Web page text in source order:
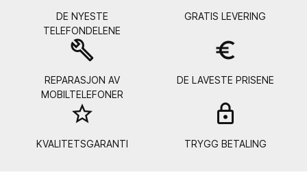
DE NYESTE
TELEFONDELENE
GRATIS LEVERING
build
REPARASJON AV
MOBILTELEFONER
euro_symbol
DE LAVESTE PRISENE
star_border
KVALITETSGARANTI TRYGG BETALING